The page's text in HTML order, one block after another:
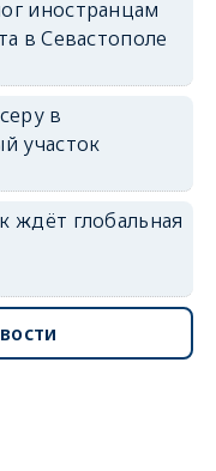
иностранцам
в Севастополе
в
участок
ждёт глобальная